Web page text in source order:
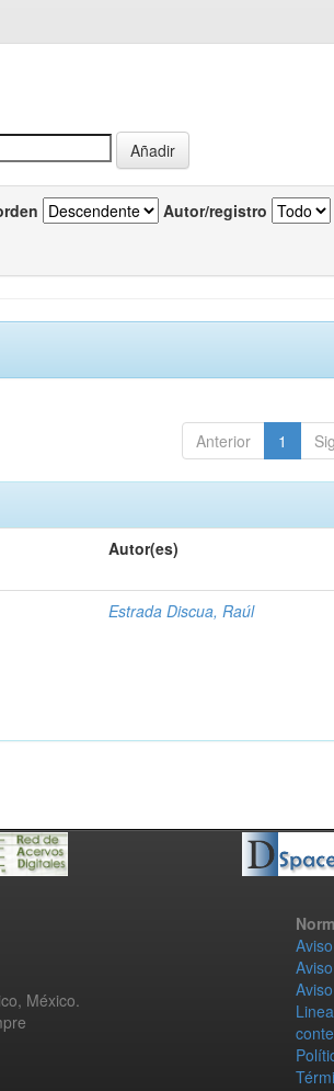
Autor/registro
Anterior 1
Autor(es)
Estrada Discua, Raúl
México.